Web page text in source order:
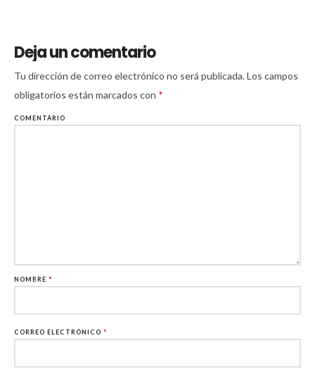
Deja un comentario
Tu dirección de correo electrónico no será publicada.Los campos
obligatorios están marcados con *
COMENTARIO
NOMBRE *
CORREO ELECTRÓNICO *